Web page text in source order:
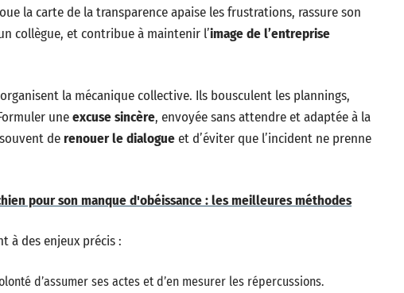
la carte de la transparence apaise les frustrations, rassure son
collègue, et contribue à maintenir l’image de l’entreprise
la mécanique collective. Ils bousculent les plannings,
uneexcuse sincère, envoyée sans attendre et adaptée à la
derenouer le dialogueet d’éviter que l’incident ne prenne
pour son manque d'obéissance : les meilleures méthodes
à des enjeux précis :
d’assumer ses actes et d’en mesurer les répercussions.